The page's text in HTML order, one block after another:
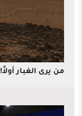
من يرى الغبار أولاً!